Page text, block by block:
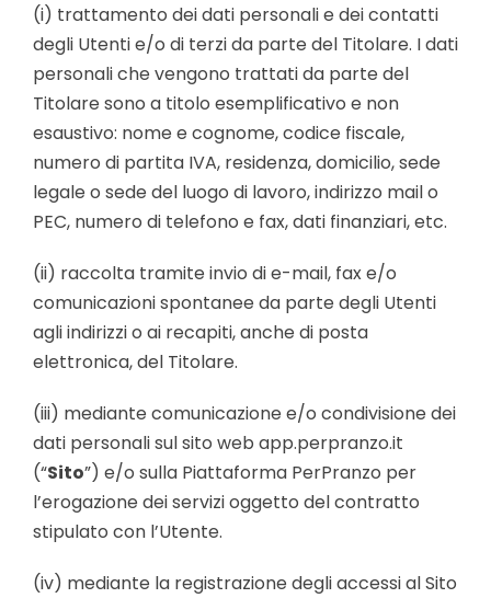
(i) trattamento dei dati personali e dei contatti
degli Utenti e/o di terzi da parte del Titolare. I dati
personali che vengono trattati da parte del
Titolare sono a titolo esemplificativo e non
esaustivo: nome e cognome, codice fiscale,
numero di partita IVA, residenza, domicilio, sede
legale o sede del luogo di lavoro, indirizzo mail o
PEC, numero di telefono e fax, dati finanziari, etc.
(ii) raccolta tramite invio di e-mail, fax e/o
comunicazioni spontanee da parte degli Utenti
agli indirizzi o ai recapiti, anche di posta
elettronica, del Titolare.
(iii) mediante comunicazione e/o condivisione dei
dati personali sul sito web app.perpranzo.it
(“Sito”) e/o sulla Piattaforma PerPranzo per
l’erogazione dei servizi oggetto del contratto
stipulato con l’Utente.
(iv) mediante la registrazione degli accessi al Sito